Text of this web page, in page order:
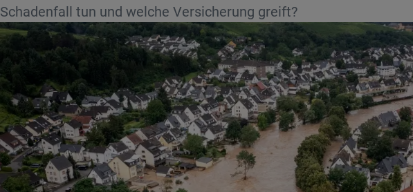
Schadenfall tun und welche Versicherung greift?